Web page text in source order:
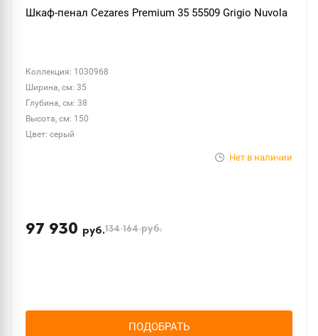
Шкаф-пенал Cezares Premium 35 55509 Grigio Nuvola
Коллекция: 1030968
Ширина, см: 35
Глубина, см: 38
Высота, см: 150
Цвет: серый
Нет в наличии
97 930 руб.134 164руб.
ПОДОБРАТЬ